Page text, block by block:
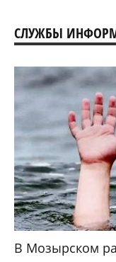
СЛУЖБЫ
В Мозырском